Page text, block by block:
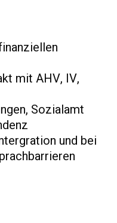
mit AHV, IV,
Sozialamt
und bei